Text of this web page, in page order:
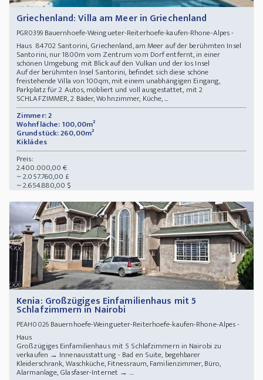
Griechenland: Villa am Meer in Griechenland
PGR0399Bauernhoefe-Weingueter-Reiterhoefe-kaufen-Rhone-Alpes -
Haus 84702 Santorini, Griechenland, am Meer auf der berühmten Insel
Santorini, nur 1800m vom Zentrum vom Dorf entfernt, in einer
schönen Umgebung mit Blick auf den Vulkan und der Ios Insel
Auf der berühmten Insel Santorini, befindet sich diese schöne
freistehende Villa von 100qm, mit einem unabhängigen Eingang,
Parkplatz für 2 Autos, möbliert und voll ausgestattet, mit 2
SCHLAFZIMMER, 2 Bäder, Wohnzimmer, Küche, ...
Zimmer: 2
Wohnfläche: 100,00m²
Grundstück: 260,00m²
Kikládes
Preis:
2.400.000,00 €
~ 2.057.760,00 £
~ 2.654.880,00 $
Kenia: Großzügiges Einfamilienhaus mit 5
Schlafzimmern in Nairobi
PEAH0026Bauernhoefe-Weingueter-Reiterhoefe-kaufen-Rhone-Alpes -
Haus
Großzügiges Einfamilienhaus mit 5 Schlafzimmern in Nairobi zu
verkaufen → Innenausstattung - Bad en Suite, begehbarer
Kleiderschrank, Waschküche, Fitnessraum, Familienzimmer, Büro,
Alarmanlage, Glasfaser-Internet → ...